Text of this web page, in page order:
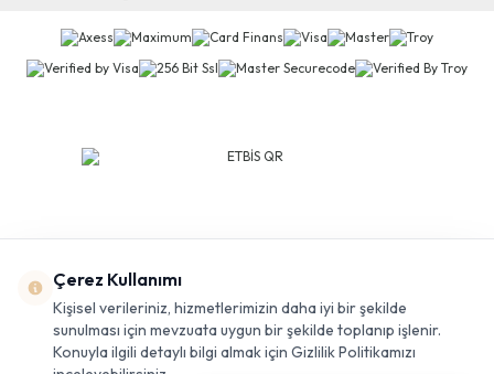
Çerez Kullanımı
Kişisel verileriniz, hizmetlerimizin daha iyi bir şekilde
sunulması için mevzuata uygun bir şekilde toplanıp işlenir.
Konuyla ilgili detaylı bilgi almak için Gizlilik Politikamızı